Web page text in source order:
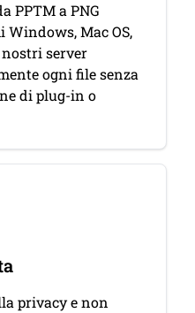
PPTM a PNG
Mac OS,
server
ogni file senza
di plug-in o
privacy e non